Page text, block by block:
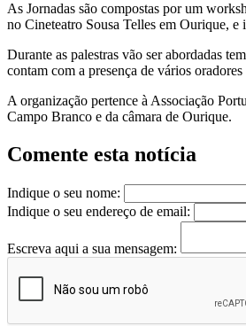
As Jornadas são compostas por um
no Cineteatro Sousa Telles em Ourique, e
Durante as palestras vão ser abordadas
contam com a presença de vários
A organização pertence à Associação
Campo Branco e da câmara de Ourique.
Comente esta notícia
Indique o seu nome:
Indique o seu endereço de email:
Escreva aqui a sua mensagem: